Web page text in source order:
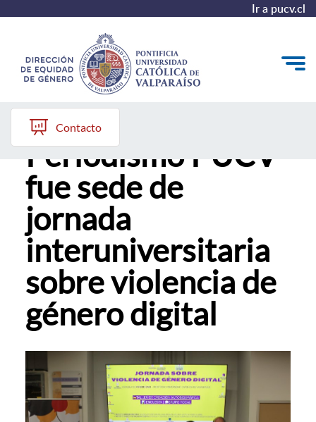
Ir a pucv.cl
Quiénes somos
Diagnóstico y Política
Plan de Acción
Modelo de Prevención
Repositorio
Redes de Trabajo
Contacto
Escuela de
Periodismo PUCV
fue sede de
jornada
interuniversitaria
sobre violencia de
género digital